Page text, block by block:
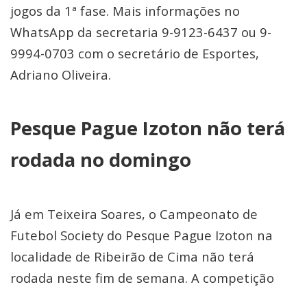
jogos da 1ª fase. Mais informações no
WhatsApp da secretaria 9-9123-6437 ou 9-
9994-0703 com o secretário de Esportes,
Adriano Oliveira.
Pesque Pague Izoton não terá
rodada no domingo
Já em Teixeira Soares, o Campeonato de
Futebol Society do Pesque Pague Izoton na
localidade de Ribeirão de Cima não terá
rodada neste fim de semana. A competição